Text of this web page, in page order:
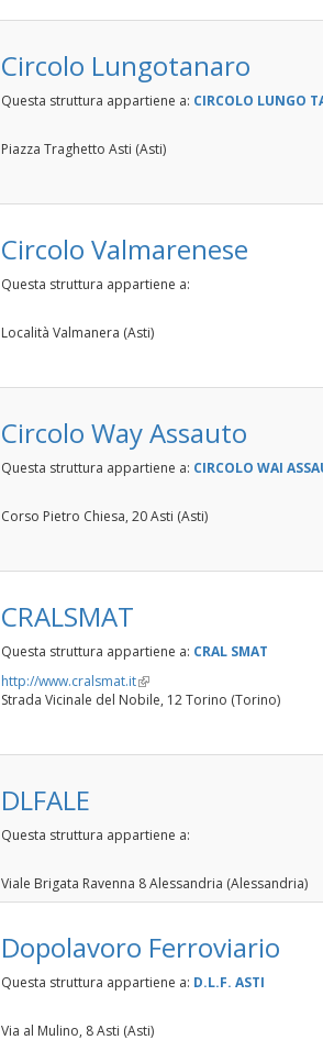
Circolo Lungotanaro
Questa struttura appartiene a: CIRCOLO LUNGO
Piazza Traghetto Asti (Asti)
Circolo Valmarenese
Questa struttura appartiene a:
Località Valmanera (Asti)
Circolo Way Assauto
Questa struttura appartiene a: CIRCOLO WAI
Corso Pietro Chiesa, 20 Asti (Asti)
CRALSMAT
Questa struttura appartiene a: CRAL SMAT
http://www.cralsmat.it(link
is
Strada Vicinale del Nobile, 12 Torino (Torino)
DLFALE
Questa struttura appartiene a:
Viale Brigata Ravenna 8 Alessandria (Alessandria)
Dopolavoro Ferroviario
Questa struttura appartiene a: D.L.F. ASTI
Via al Mulino, 8 Asti (Asti)